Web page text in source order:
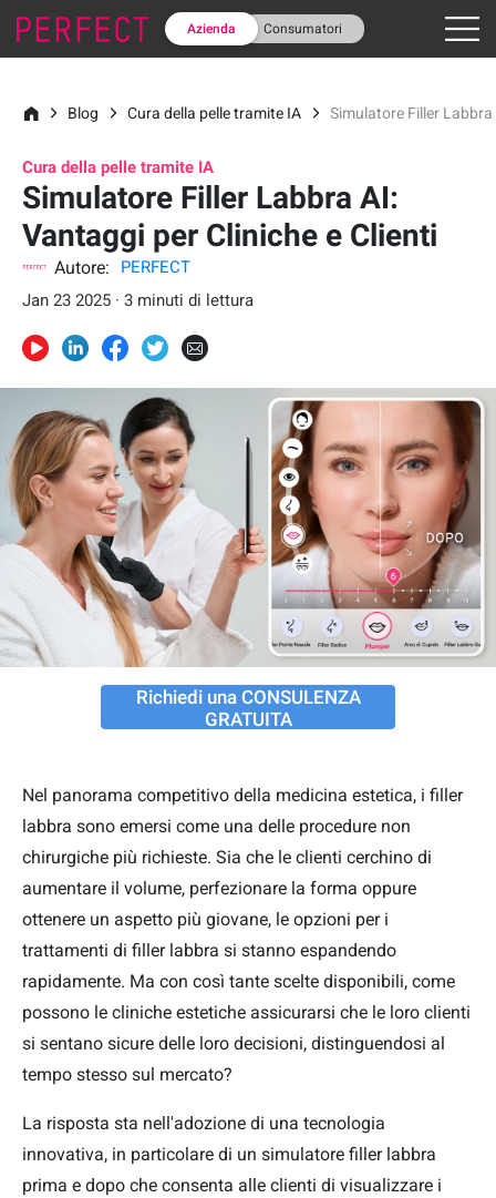
Azienda Consumatori
Blog Cura della pelle tramite IA Simulatore Filler
Cura della pelle tramite IA
Simulatore Filler Labbra AI:
Vantaggi per Cliniche e Clienti
Autore:
PERFECT
Jan 23 2025 · 3 minuti di lettura
Richiedi una CONSULENZA
GRATUITA
Nel panorama competitivo della medicina estetica, i filler
labbra sono emersi come una delle procedure non
chirurgiche più richieste. Sia che le clienti cerchino di
aumentare il volume, perfezionare la forma oppure
ottenere un aspetto più giovane, le opzioni per i
trattamenti di filler labbra si stanno espandendo
rapidamente. Ma con così tante scelte disponibili, come
possono le cliniche estetiche assicurarsi che le loro clienti
si sentano sicure delle loro decisioni, distinguendosi al
tempo stesso sul mercato?
La risposta sta nell'adozione di una tecnologia
innovativa, in particolare di un simulatore filler labbra
prima e dopo che consenta alle clienti di visualizzare i